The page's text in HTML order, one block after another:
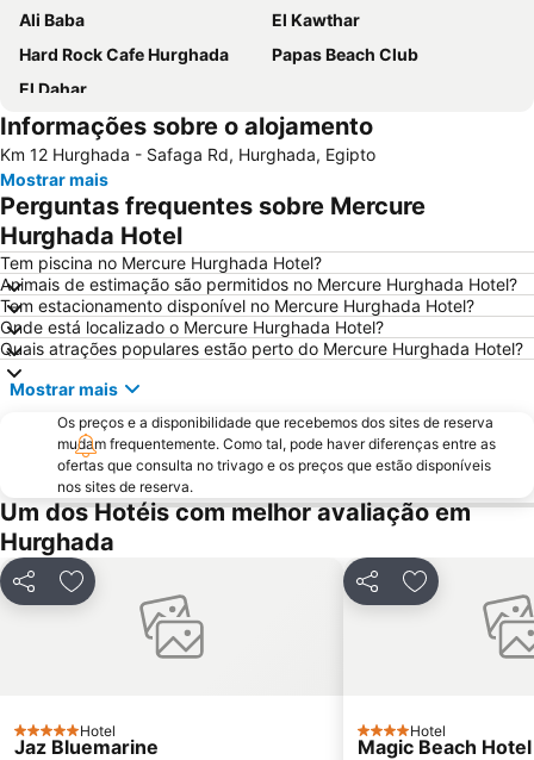
Ali Baba
El Kawthar
Hard Rock Cafe Hurghada
Papas Beach Club
El Dahar
Informações sobre o alojamento
Km 12 Hurghada - Safaga Rd, Hurghada, Egipto
Mostrar mais
Perguntas frequentes sobre Mercure
Hurghada Hotel
Tem piscina no Mercure Hurghada Hotel?
Animais de estimação são permitidos no Mercure Hurghada Hotel?
Tem estacionamento disponível no Mercure Hurghada Hotel?
Onde está localizado o Mercure Hurghada Hotel?
Quais atrações populares estão perto do Mercure Hurghada Hotel?
Mostrar mais
Os preços e a disponibilidade que recebemos dos sites de reserva
mudam frequentemente. Como tal, pode haver diferenças entre as
ofertas que consulta no trivago e os preços que estão disponíveis
nos sites de reserva.
Um dos Hotéis com melhor avaliação em
Hurghada
PartilharAdicionar aos favoritos
5 EstrelasHotel
Jaz Bluemarine
PartilharAdicionar
4 Estrelas
Hotel
Magic Beach